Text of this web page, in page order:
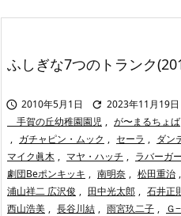
ふしぎな7つのトランク
 2010年5月1日  2023年11月19日
手賀の丘幼稚園園児 , が〜まるちょば
, ガチャピン・ムック , セーラ , ダン
マイク眞木 , マヤ・ハッチ , ラバーガ
劇団Beポンキッキ , 南明奈 , 松田重治 ,
浦山祥二 広沢俊 , 田中光太郎 , 石井正
西山浩美 , 長谷川結 , 雨宮玖二子 , Ｇ